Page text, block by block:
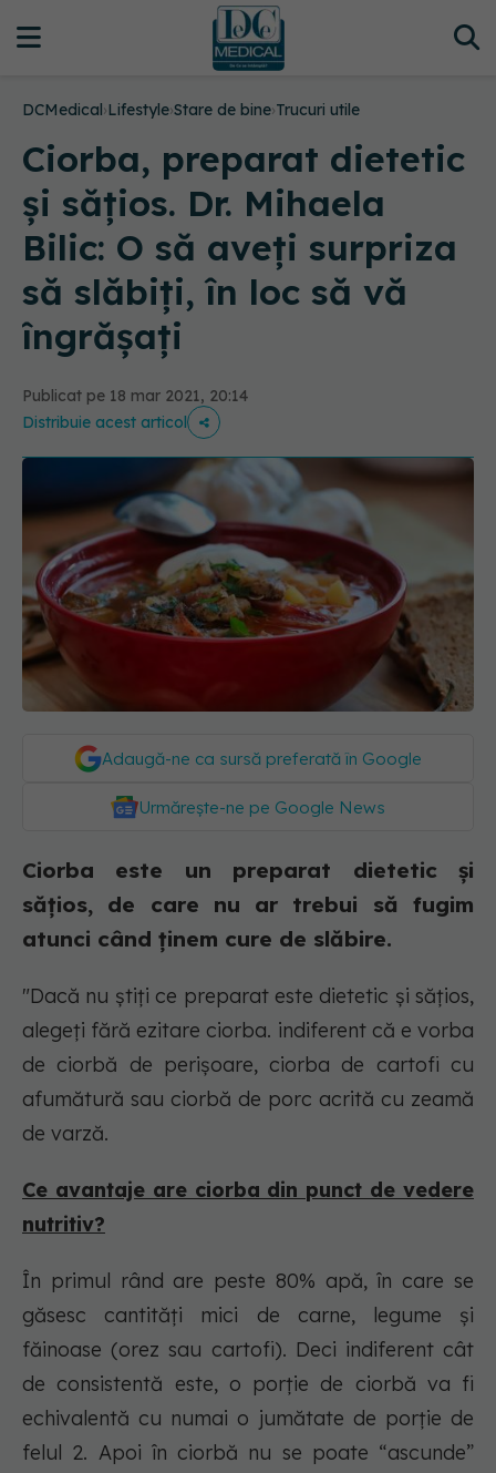
DCMedical›Lifestyle›Stare de bine›Trucuri utile
Ciorba, preparat dietetic
și sățios. Dr. Mihaela
Bilic: O să aveți surpriza
să slăbiți, în loc să vă
îngrășați
Publicat pe 18 mar 2021, 20:14
Distribuie acest articol
Adaugă-ne ca sursă preferată în Google
Urmărește-ne pe Google News
Ciorba este un preparat dietetic și
sățios, de care nu ar trebui să fugim
atunci când ținem cure de slăbire.
"Dacă nu știți ce preparat este dietetic și sățios,
alegeți fără ezitare ciorba. indiferent că e vorba
de ciorbă de perișoare, ciorba de cartofi cu
afumătură sau ciorbă de porc acrită cu zeamă
de varză.
Ce avantaje are ciorba din punct de vedere
nutritiv?
În primul rând are peste 80% apă, în care se
găsesc cantități mici de carne, legume și
făinoase (orez sau cartofi). Deci indiferent cât
de consistentă este, o porție de ciorbă va fi
echivalentă cu numai o jumătate de porție de
felul 2. Apoi în ciorbă nu se poate “ascunde”